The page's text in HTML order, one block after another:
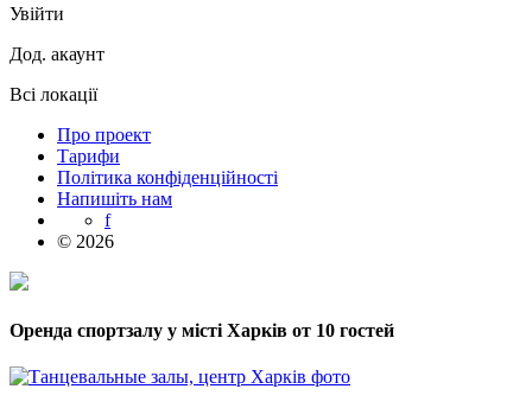
Увійти
Дод. акаунт
Всі локації
Про проект
Тарифи
Політика конфіденційності
Напишіть нам
f
© 2026
Оренда спортзалу у місті Харків от 10 гостей